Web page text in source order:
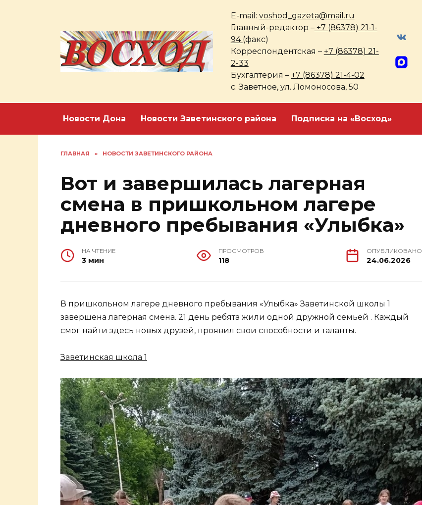
E-mail: voshod_gazeta@mail.ru
Главный-редактор –+7 (86378) 21-1-
94 (факс)
Корреспондентская – +7 (86378) 21-
2-33
Бухгалтерия – +7 (86378) 21-4-02
с. Заветное, ул. Ломоносова, 50
Новости Дона Новости Заветинского района Подписка на «Восход»
ГЛАВНАЯ » НОВОСТИ ЗАВЕТИНСКОГО РАЙОНА
Вот и завершилась лагерная
смена в пришкольном лагере
дневного пребывания «Улыбка»
НА ЧТЕНИЕ
3 мин
ПРОСМОТРОВ
118
ОПУБЛИКОВАНО
24.06.2026
В пришкольном лагере дневного пребывания «Улыбка» Заветинской школы 1
завершена лагерная смена. 21 день ребята жили одной дружной семьей . Каждый
смог найти здесь новых друзей, проявил свои способности и таланты.
Заветинская школа 1